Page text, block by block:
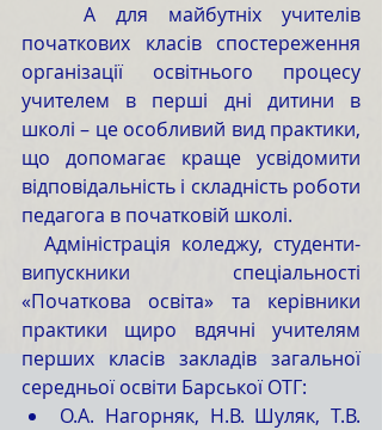
початкових класів спостереження
організації освітнього процесу
учителем в перші дні дитини в
школі – це особливий вид практики,
що допомагає краще усвідомити
відповідальність і складність роботи
педагога в початковій школі.
випускники спеціальності
«Початкова освіта» та керівники
практики щиро вдячні учителям
перших класів закладів загальної
середньої освіти Барської ОТГ:
О.А. Нагорняк, Н.В. Шуляк, Т.В.